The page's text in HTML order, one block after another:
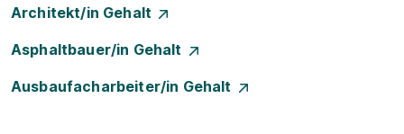
Architekt/in Gehalt
Asphaltbauer/in Gehalt
Ausbaufacharbeiter/in Gehalt